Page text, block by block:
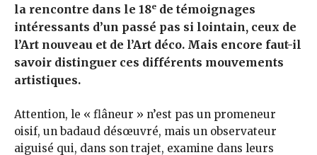
la rencontre dans le 18e de témoignages
intéressants d’un passé pas si lointain, ceux de
l’Art nouveau et de l’Art déco. Mais encore faut-il
savoir distinguer ces différents mouvements
artistiques.
Attention, le « flâneur » n’est pas un promeneur
oisif, un badaud désœuvré, mais un observateur
aiguisé qui, dans son trajet, examine dans leurs